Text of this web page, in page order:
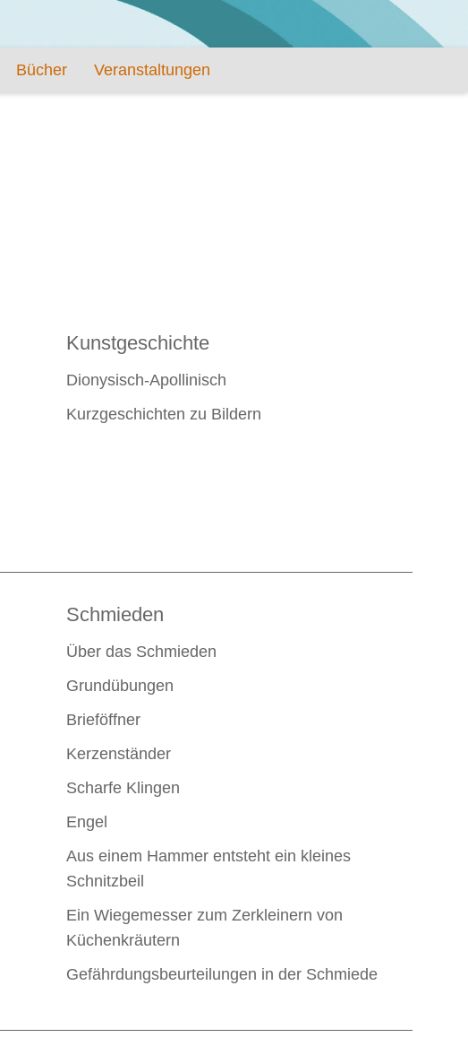
Bücher Veranstaltungen
Kunstgeschichte
Dionysisch-Apollinisch
Kurzgeschichten zu Bildern
Schmieden
Über das Schmieden
Grundübungen
Brieföffner
Kerzenständer
Scharfe Klingen
Engel
Aus einem Hammer entsteht ein kleines
Schnitzbeil
Ein Wiegemesser zum Zerkleinern von
Küchenkräutern
Gefährdungsbeurteilungen in der Schmiede